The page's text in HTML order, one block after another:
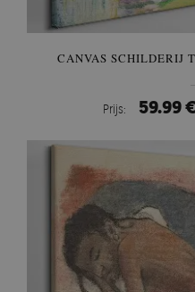
CANVAS SCHILDERIJ
Prijs: 59.99 €